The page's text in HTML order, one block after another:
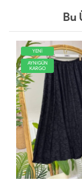
Bu
YENİ
AYNIGÜN
KARGO